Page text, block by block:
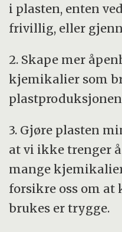
i plasten, enten
frivillig, eller
2. Skape mer
kjemikalier som
3. Gjøre plasten
at vi ikke trenger
mange
forsikre oss om at
brukes er trygge.